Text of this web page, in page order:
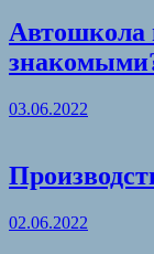
Автошкола
03.06.2022
02.06.2022